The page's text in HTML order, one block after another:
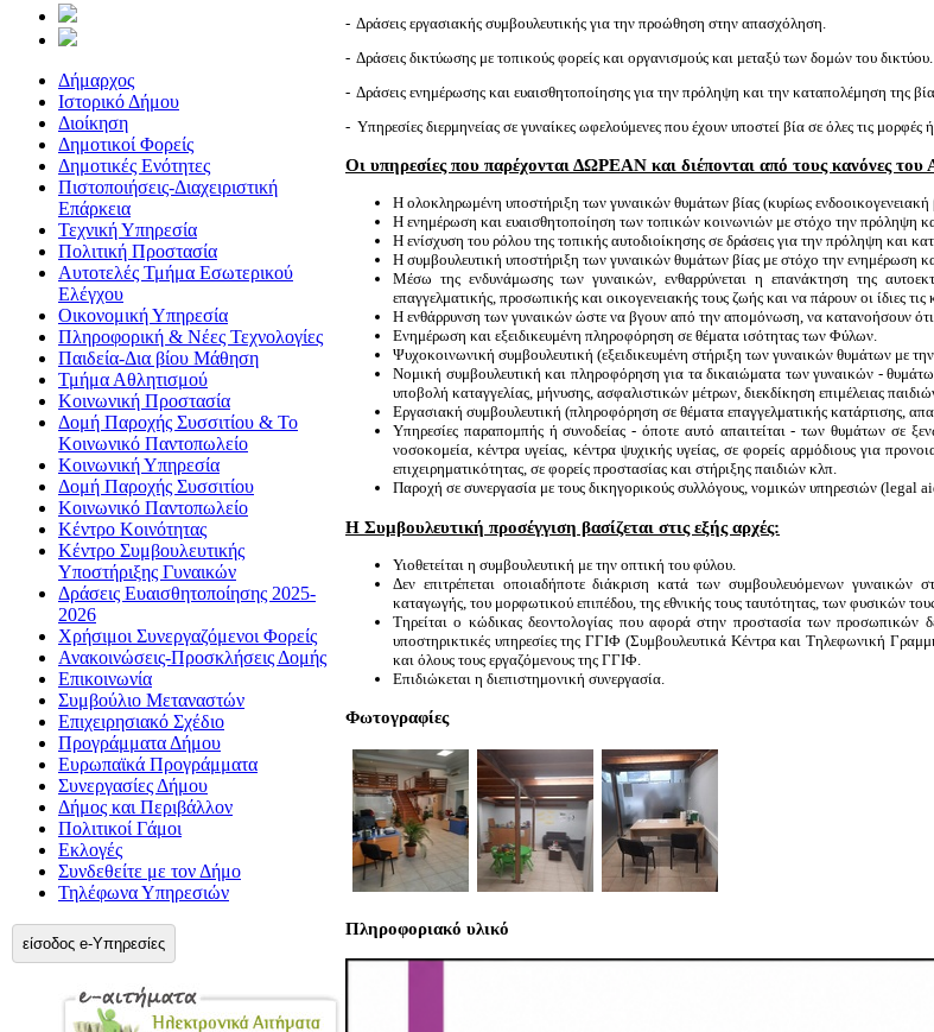
Δήμαρχος
Ιστορικό Δήμου
Διοίκηση
Δημοτικοί Φορείς
Δημοτικές Ενότητες
Πιστοποιήσεις-Διαχειριστική
Επάρκεια
Τεχνική Υπηρεσία
Πολιτική Προστασία
Αυτοτελές Τμήμα Εσωτερικού
Ελέγχου
Οικονομική Υπηρεσία
Πληροφορική & Νέες Τεχνολογίες
Παιδεία-Δια βίου Μάθηση
Τμήμα Αθλητισμού
Κοινωνική Προστασία
Δομή Παροχής Συσσιτίου & Το
Κοινωνικό Παντοπωλείο
Κοινωνική Υπηρεσία
Δομή Παροχής Συσσιτίου
Κοινωνικό Παντοπωλείο
Κέντρο Κοινότητας
Κέντρο Συμβουλευτικής
Υποστήριξης Γυναικών
Δράσεις Ευαισθητοποίησης 2025-
2026
Χρήσιμοι Συνεργαζόμενοι Φορείς
Ανακοινώσεις-Προσκλήσεις Δομής
Επικοινωνία
Συμβούλιο Μεταναστών
Επιχειρησιακό Σχέδιο
Προγράμματα Δήμου
Ευρωπαϊκά Προγράμματα
Συνεργασίες Δήμου
Δήμος και Περιβάλλον
Πολιτικοί Γάμοι
Εκλογές
Συνδεθείτε με τον Δήμο
Τηλέφωνα Υπηρεσιών
είσοδος e-Υπηρεσίες
- Δράσεις εργασιακής συμβουλευτικής για την προώθηση στην απασχόληση.
- Δράσεις δικτύωσης με τοπικούς φορείς και οργανισμούς και μεταξύ των δομών του δικτύου.
- Δράσεις ενημέρωσης και ευαισθητοποίησης για την πρόληψη και την καταπολέμηση της
- Υπηρεσίες διερμηνείας σε γυναίκες ωφελούμενες που έχουν υποστεί βία σε όλες τις
Οι υπηρεσίες που παρέχονται ΔΩΡΕΑΝ και διέπονται από τους κανόνες
Η ολοκληρωμένη υποστήριξη των γυναικών θυμάτων βίας (κυρίως
Η ενημέρωση και ευαισθητοποίηση των τοπικών κοινωνιών με στόχο την πρόληψη
Η ενίσχυση του ρόλου της τοπικής αυτοδιοίκησης σε δράσεις για την πρόληψη και
Η συμβουλευτική υποστήριξη των γυναικών θυμάτων βίας με στόχο την ενημέρωση
Μέσω της ενδυνάμωσης των γυναικών, ενθαρρύνεται η επανάκτηση της
επαγγελματικής, προσωπικής και οικογενειακής τους ζωής και να πάρουν οι ίδιες
Η ενθάρρυνση των γυναικών ώστε να βγουν από την απομόνωση, να κατανοήσουν ότι
Ενημέρωση και εξειδικευμένη πληροφόρηση σε θέματα ισότητας των Φύλων.
Ψυχοκοινωνική συμβουλευτική (εξειδικευμένη στήριξη των γυναικών θυμάτων με
Νομική συμβουλευτική και πληροφόρηση για τα δικαιώματα των γυναικών - θυμάτων
υποβολή καταγγελίας, μήνυσης, ασφαλιστικών μέτρων, διεκδίκηση επιμέλειας
Εργασιακή συμβουλευτική (πληροφόρηση σε θέματα επαγγελματικής κατάρτισης,
Υπηρεσίες παραπομπής ή συνοδείας - όποτε αυτό απαιτείται - των θυμάτων σε
νοσοκομεία, κέντρα υγείας, κέντρα ψυχικής υγείας, σε φορείς αρμόδιους για
επιχειρηματικότητας, σε φορείς προστασίας και στήριξης παιδιών κλπ.
Παροχή σε συνεργασία με τους δικηγορικούς συλλόγους, νομικών υπηρεσιών (legal
Η Συμβουλευτική προσέγγιση βασίζεται στις εξής αρχές:
Υιοθετείται η συμβουλευτική με την οπτική του φύλου.
Δεν επιτρέπεται οποιαδήποτε διάκριση κατά των συμβουλευόμενων γυναικών
καταγωγής, του μορφωτικού επιπέδου, της εθνικής τους ταυτότητας, των φυσικών
Τηρείται ο κώδικας δεοντολογίας που αφορά στην προστασία των προσωπικών
υποστηρικτικές υπηρεσίες της ΓΓΙΦ (Συμβουλευτικά Κέντρα και Τηλεφωνική
και όλους τους εργαζόμενους της ΓΓΙΦ.
Επιδιώκεται η διεπιστημονική συνεργασία.
Φωτογραφίες
Πληροφοριακό υλικό